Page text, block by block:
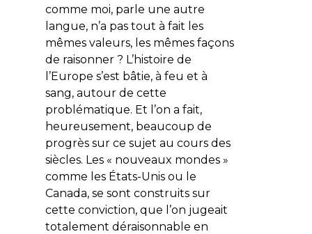
comme moi, parle une autre
langue, n’a pas tout à fait les
mêmes valeurs, les mêmes façons
de raisonner ? L’histoire de
l’Europe s’est bâtie, à feu et à
sang, autour de cette
problématique. Et l’on a fait,
heureusement, beaucoup de
progrès sur ce sujet au cours des
siècles. Les « nouveaux mondes »
comme les États-Unis ou le
Canada, se sont construits sur
cette conviction, que l’on jugeait
totalement déraisonnable en